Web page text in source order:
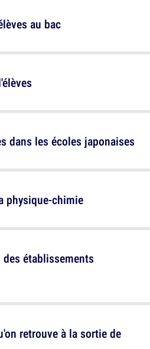
au bac
dans les écoles japonaises
établissements
physique-chimie
retrouve à la sortie de